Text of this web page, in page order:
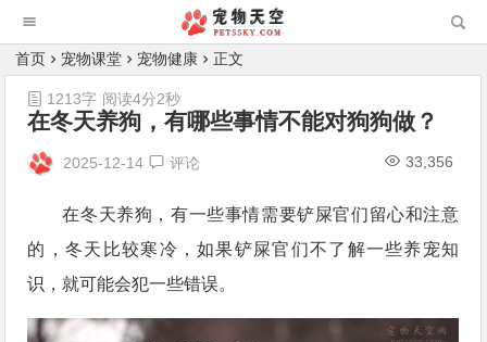
首页 宠物课堂 宠物健康 正文
在冬天养狗，有哪些事情不能对狗狗做？
2025-12-14 评论 33,356
1213字 阅读4分2秒
在冬天养狗，有一些事情需要铲屎官们留心和注意
的，冬天比较寒冷，如果铲屎官们不了解一些养宠知
识，就可能会犯一些错误。